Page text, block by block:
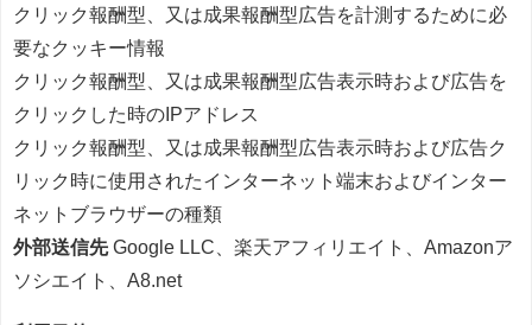
クリック報酬型、又は成果報酬型広告を計測するために必
要なクッキー情報
クリック報酬型、又は成果報酬型広告表示時および広告を
クリックした時のIPアドレス
クリック報酬型、又は成果報酬型広告表示時および広告ク
リック時に使用されたインターネット端末およびインター
ネットブラウザーの種類
外部送信先 Google LLC、楽天アフィリエイト、Amazonア
ソシエイト、A8.net